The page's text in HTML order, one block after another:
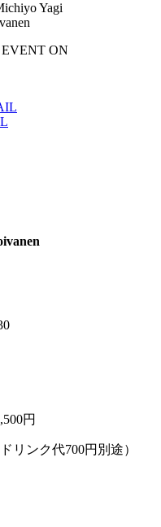
Yagi
ON
円
リンク代700円別途）